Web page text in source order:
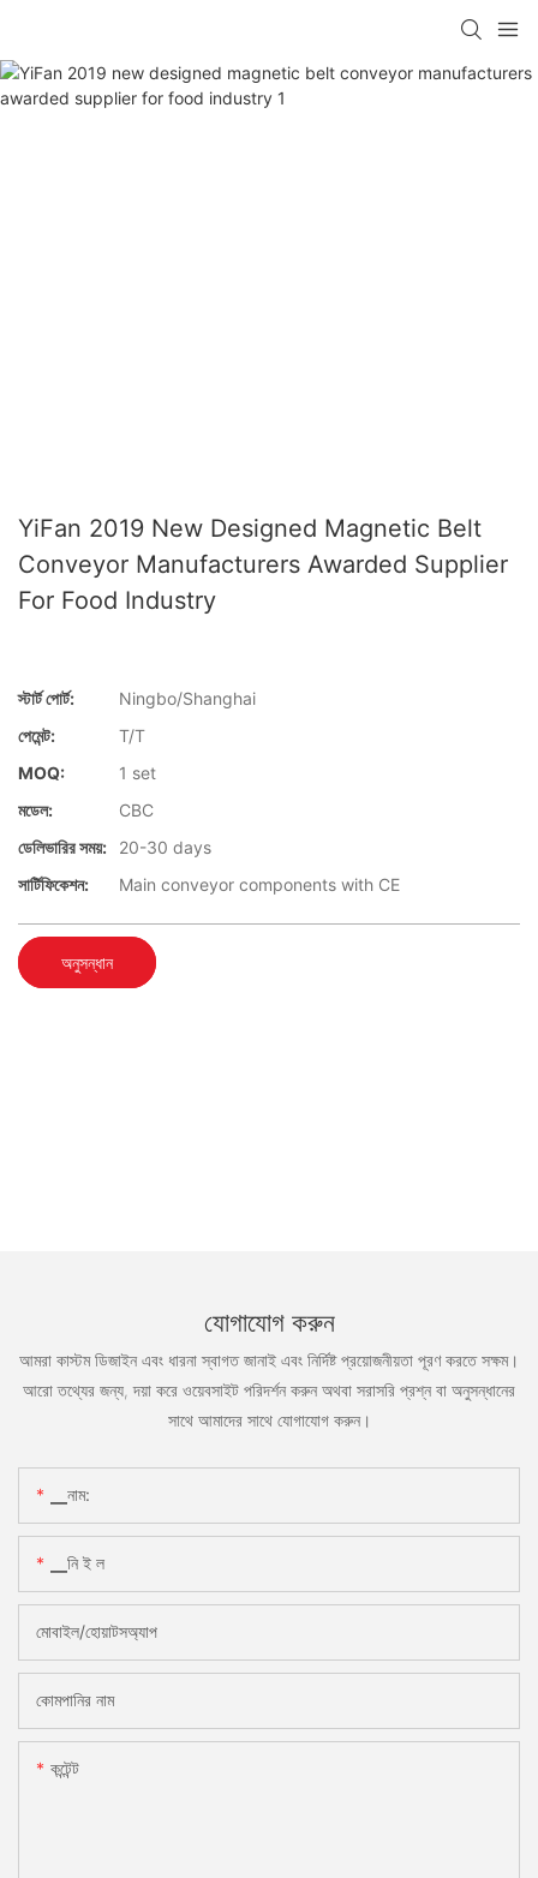
YiFan 2019 New Designed Magnetic Belt
Conveyor Manufacturers Awarded Supplier
For Food Industry
স্টার্ট পোর্ট:
Ningbo/Shanghai
পেমেন্ট:
T/T
MOQ:
1 set
মডেল:
CBC
ডেলিভারির সময়:
20-30 days
সার্টিফিকেশন:
Main conveyor components with CE
অনুসন্ধান
যোগাযোগ করুন
আমরা কাস্টম ডিজাইন এবং ধারনা স্বাগত জানাই এবং নির্দিষ্ট প্রয়োজনীয়তা পূরণ করতে সক্ষম।
আরো তথ্যের জন্য, দয়া করে ওয়েবসাইট পরিদর্শন করুন অথবা সরাসরি প্রশ্ন বা অনুসন্ধানের
সাথে আমাদের সাথে যোগাযোগ করুন।
▁নাম:
▁নি ই ল
মোবাইল/হোয়াটসঅ্যাপ
কোমপানির নাম
কন্টেন্ট